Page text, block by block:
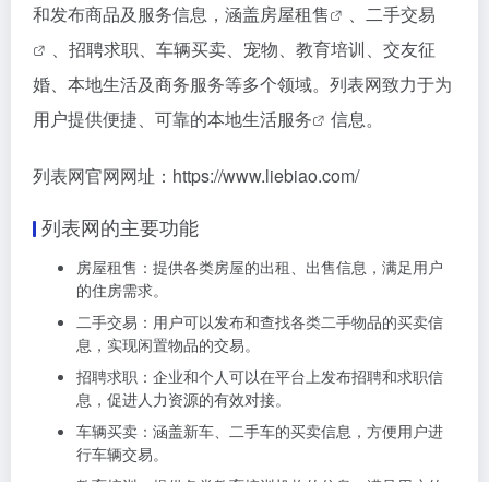
和发布商品及服务信息，涵盖房屋租售 、 二手交易
、招聘求职、车辆买卖、宠物、教育培训、交友征
婚、本地生活及商务服务等多个领域。列表网致力于为
用户提供便捷、可靠的本地生活服务 信息。
列表网官网网址：https://www.liebiao.com/
列表网的主要功能
房屋租售：提供各类房屋的出租、出售信息，满足用户
的住房需求。
二手交易：用户可以发布和查找各类二手物品的买卖信
息，实现闲置物品的交易。
招聘求职：企业和个人可以在平台上发布招聘和求职信
息，促进人力资源的有效对接。
车辆买卖：涵盖新车、二手车的买卖信息，方便用户进
行车辆交易。